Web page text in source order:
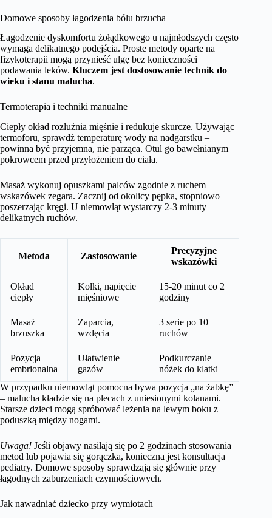
Domowe sposoby łagodzenia bólu brzucha
Łagodzenie dyskomfortu żołądkowego u najmłodszych często
wymaga delikatnego podejścia. Proste metody oparte na
fizykoterapii mogą przynieść ulgę bez konieczności
podawania leków. Kluczem jest dostosowanie technik do
wieku i stanu malucha.
Termoterapia i techniki manualne
Ciepły okład rozluźnia mięśnie i redukuje skurcze. Używając
termoforu, sprawdź temperaturę wody na nadgarstku –
powinna być przyjemna, nie parząca. Otul go bawełnianym
pokrowcem przed przyłożeniem do ciała.
Masaż wykonuj opuszkami palców zgodnie z ruchem
wskazówek zegara. Zacznij od okolicy pępka, stopniowo
poszerzając kręgi. U niemowląt wystarczy 2-3 minuty
delikatnych ruchów.
Metoda Zastosowanie
Precyzyjne
wskazówki
Okład
ciepły
Kolki, napięcie
mięśniowe
15-20 minut co 2
godziny
Masaż
brzuszka
Zaparcia,
wzdęcia
3 serie po 10
ruchów
Pozycja
embrionalna
Ułatwienie
gazów
Podkurczanie
nóżek do klatki
W przypadku niemowląt pomocna bywa pozycja „na żabkę”
– malucha kładzie się na plecach z uniesionymi kolanami.
Starsze dzieci mogą spróbować leżenia na lewym boku z
poduszką między nogami.
Uwaga! Jeśli objawy nasilają się po 2 godzinach stosowania
metod lub pojawia się gorączka, konieczna jest konsultacja
pediatry. Domowe sposoby sprawdzają się głównie przy
łagodnych zaburzeniach czynnościowych.
Jak nawadniać dziecko przy wymiotach